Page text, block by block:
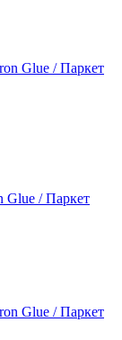
Glue / Паркет